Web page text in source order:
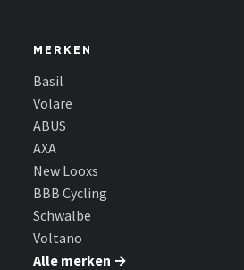
MERKEN
Basil
Volare
ABUS
AXA
New Looxs
BBB Cycling
Schwalbe
Voltano
Alle merken →